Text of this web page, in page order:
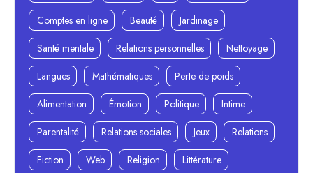
Comptes en ligne
Beauté
Jardinage
Santé mentale
Relations personnelles
Nettoyage
Langues
Mathématiques
Perte de poids
Alimentation
Émotion Politique
Intime
Parentalité
Relations sociales Jeux
Relations
Fiction
Web Religion Littérature